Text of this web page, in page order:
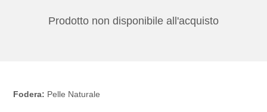
Prodotto non disponibile all'acquisto
Fodera: Pelle Naturale